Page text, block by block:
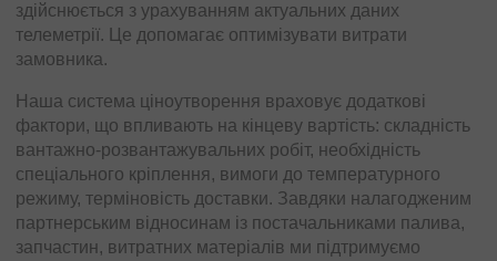
здійснюється з урахуванням актуальних даних
телеметрії. Це допомагає оптимізувати витрати
замовника.
Наша система ціноутворення враховує додаткові
фактори, що впливають на кінцеву вартість: складність
вантажно-розвантажувальних робіт, необхідність
спеціального кріплення, вимоги до температурного
режиму, терміновість доставки. Завдяки налагодженим
партнерським відносинам із постачальниками палива,
запчастин, витратних матеріалів ми підтримуємо